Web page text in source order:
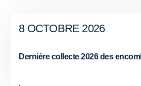
8 OCTOBRE 2026
Dernière collecte 2026 des